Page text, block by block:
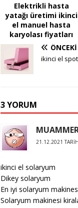
Elektrikli hasta
yatağı üretimi ikinci
el manuel hasta
karyolası fiyatları
ÖNCEKI
ikinci el
3 YORUM
21.12.2021
ikinci el solaryum
Dikey solaryum
En iyi solaryum
Solaryum makinesi